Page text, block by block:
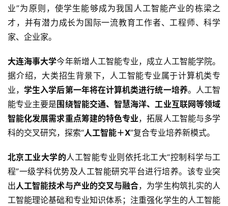
业”为原则，使学生能够成为我国人工智能产业的栋梁之
才，并有潜力成长为国际一流教育工作者、工程师、科学
家、企业家。
大连海事大学今年新增人工智能专业，成立人工智能学院。
据介绍，大类招生背景下，人工智能专业属于计算机类专
业，学生入学后第一年将在计算机类进行统一培养。人工智
能专业主要是 围绕智能交通、智慧海洋、工业互联网等领域
智能化发展需求重点筹建的特色专业，拓展人工智能与多学
科的交叉研究，探索“人工智能＋X”复合专业培养新模式。
北京工业大学的人工智能专业则依托北工大“控制科学与工
程”一级学科优势及人工智能研究平台进行培养。该专业突
出人工智能技术与产业的交叉与融合，为学生构筑扎实的人
工智能理论基础和专业知识体系；注重强化学生的人工智能